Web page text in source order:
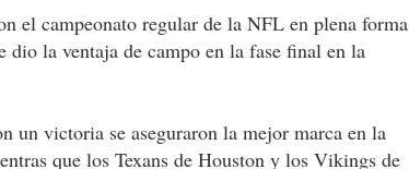
el campeonato regular de la NFL en plena forma
la ventaja de campo en la fase final en la
un victoria se aseguraron la mejor marca en la
que los Texans de Houston y los Vikings de